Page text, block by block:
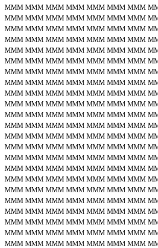
MMM MMM MMM MMM MMM MMM MMM
MMM MMM MMM MMM MMM MMM MMM
MMM MMM MMM MMM MMM MMM MMM
MMM MMM MMM MMM MMM MMM MMM
MMM MMM MMM MMM MMM MMM MMM
MMM MMM MMM MMM MMM MMM MMM
MMM MMM MMM MMM MMM MMM MMM
MMM MMM MMM MMM MMM MMM MMM
MMM MMM MMM MMM MMM MMM MMM
MMM MMM MMM MMM MMM MMM MMM
MMM MMM MMM MMM MMM MMM MMM
MMM MMM MMM MMM MMM MMM MMM
MMM MMM MMM MMM MMM MMM MMM
MMM MMM MMM MMM MMM MMM MMM
MMM MMM MMM MMM MMM MMM MMM
MMM MMM MMM MMM MMM MMM MMM
MMM MMM MMM MMM MMM MMM MMM
MMM MMM MMM MMM MMM MMM MMM
MMM MMM MMM MMM MMM MMM MMM
MMM MMM MMM MMM MMM MMM MMM
MMM MMM MMM MMM MMM MMM MMM
MMM MMM MMM MMM MMM MMM MMM
MMM MMM MMM MMM MMM MMM MMM